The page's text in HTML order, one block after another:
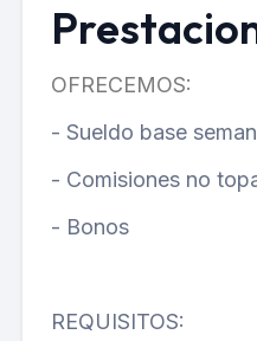
OFRECEMOS:
- Sueldo base
- Comisiones no
- Bonos
REQUISITOS: